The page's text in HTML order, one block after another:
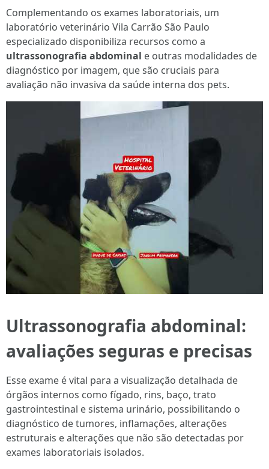
Complementando os exames laboratoriais, um
laboratório veterinário Vila Carrão São Paulo
especializado disponibiliza recursos como a
ultrassonografia abdominal e outras modalidades de
diagnóstico por imagem, que são cruciais para
avaliação não invasiva da saúde interna dos pets.
Ultrassonografia abdominal:
avaliações seguras e precisas
Esse exame é vital para a visualização detalhada de
órgãos internos como fígado, rins, baço, trato
gastrointestinal e sistema urinário, possibilitando o
diagnóstico de tumores, inflamações, alterações
estruturais e alterações que não são detectadas por
exames laboratoriais isolados.